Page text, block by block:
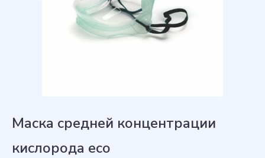
Маска средней концентрации
кислорода eco